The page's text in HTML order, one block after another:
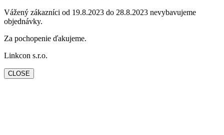
Vážený zákazníci od 19.8.2023 do 28.8.2023 nevybavujeme
objednávky.
Za pochopenie ďakujeme.
Linkcon s.r.o.
CLOSE